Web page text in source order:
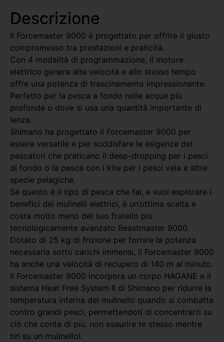
Descrizione
Il Forcemaster 9000 è progettato per offrire il giusto
compromesso tra prestazioni e praticità.
Con 4 modalità di programmazione, il motore
elettrico genera alte velocità e allo stesso tempo
offre una potenza di trascinamento impressionante.
Perfetto per la pesca a fondo nelle acque più
profonde o dove si usa una quantità importante di
lenza.
Shimano ha progettato il Forcemaster 9000 per
essere versatile e per soddisfare le esigenze dei
pescatori che praticano il deep-dropping per i pesci
di fondo o la pesca con i kite per i pesci vela e altre
specie pelagiche.
Se questo è il tipo di pesca che fai, e vuoi esplorare i
benefici dei mulinelli elettrici, è un’ottima scelta e
costa molto meno del suo fratello più
tecnologicamente avanzato Beastmaster 9000.
Dotato di 25 kg di frizione per fornire la potenza
necessaria sotto carichi immensi, il Forcemaster 9000
ha anche una velocità di recupero di 140 m al minuto.
Il Forcemaster 9000 incorpora un corpo HAGANE e il
sistema Heat Free System II di Shimano per ridurre la
temperatura interna del mulinello quando si combatte
contro grandi pesci, permettendoti di concentrarti su
ciò che conta di più, non esaurire te stesso mentre
tiri su un mulinello!.